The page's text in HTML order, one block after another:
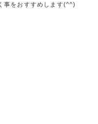
事をおすすめします(^^)